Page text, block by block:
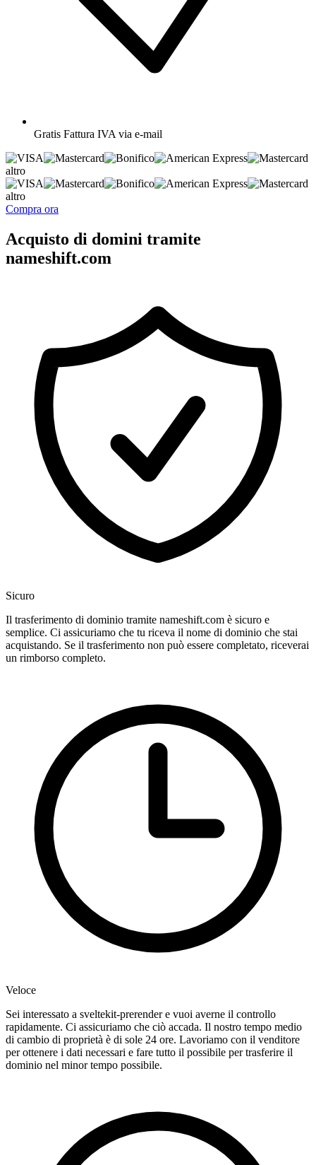
Gratis Fattura IVA via e-mail
altro
altro
Compra ora
Acquisto di domini tramite
nameshift.com
Sicuro
Il trasferimento di dominio tramite nameshift.com è sicuro e
semplice. Ci assicuriamo che tu riceva il nome di dominio che stai
acquistando. Se il trasferimento non può essere completato, riceverai
un rimborso completo.
Veloce
Sei interessato a sveltekit-prerender e vuoi averne il controllo
rapidamente. Ci assicuriamo che ciò accada. Il nostro tempo medio
di cambio di proprietà è di sole 24 ore. Lavoriamo con il venditore
per ottenere i dati necessari e fare tutto il possibile per trasferire il
dominio nel minor tempo possibile.